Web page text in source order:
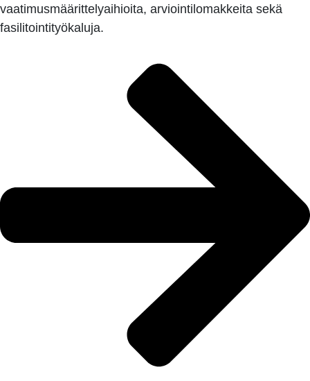
vaatimusmäärittelyaihioita, arviointilomakkeita sekä
fasilitointityökaluja.